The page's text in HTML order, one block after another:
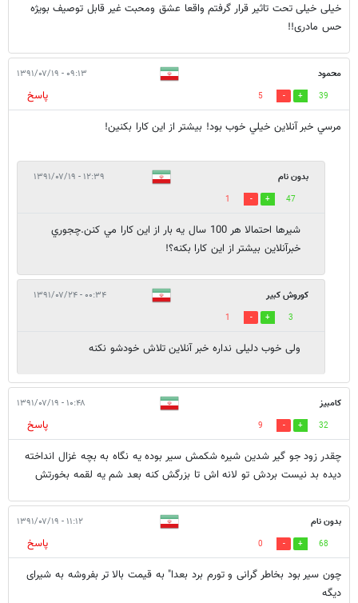
خیلی خیلی تحت تاثیر قرار گرفتم واقعا عشق ومحبت غیر قابل توصیف بویژه
حس مادری!!
محمود ۰۹:۱۳ - ۱۳۹۱/۰۷/۱۹
39
5
پاسخ
مرسي خبر آنلاين خيلي خوب بود! بيشتر از اين كارا بكنين!
بدون نام ۱۲:۳۹ - ۱۳۹۱/۰۷/۱۹
47
1
شيرها احتمالا هر 100 سال يه بار از اين كارا مي كنن.چجوري
خبرآنلاين بيشتر از اين كارا بكنه؟!
کوروش کبیر ۰۰:۳۴ - ۱۳۹۱/۰۷/۲۴
3
1
ولی خوب دلیلی نداره خبر آنلاین تلاش خودشو نکنه
کامبیز ۱۰:۴۸ - ۱۳۹۱/۰۷/۱۹
32
9
پاسخ
چقدر زود جو گیر شدین شیره شکمش سیر بوده یه نگاه به بچه غزال انداخته
دیده بد نیست بردش تو لانه اش تا بزرگش کنه بعد شم یه لقمه بخورتش
بدون نام ۱۱:۱۲ - ۱۳۹۱/۰۷/۱۹
68
0
پاسخ
چون سیر بود بخاطر گرانی و تورم برد بعدا" به قیمت بالا تر بفروشه به شیرای
دیگه